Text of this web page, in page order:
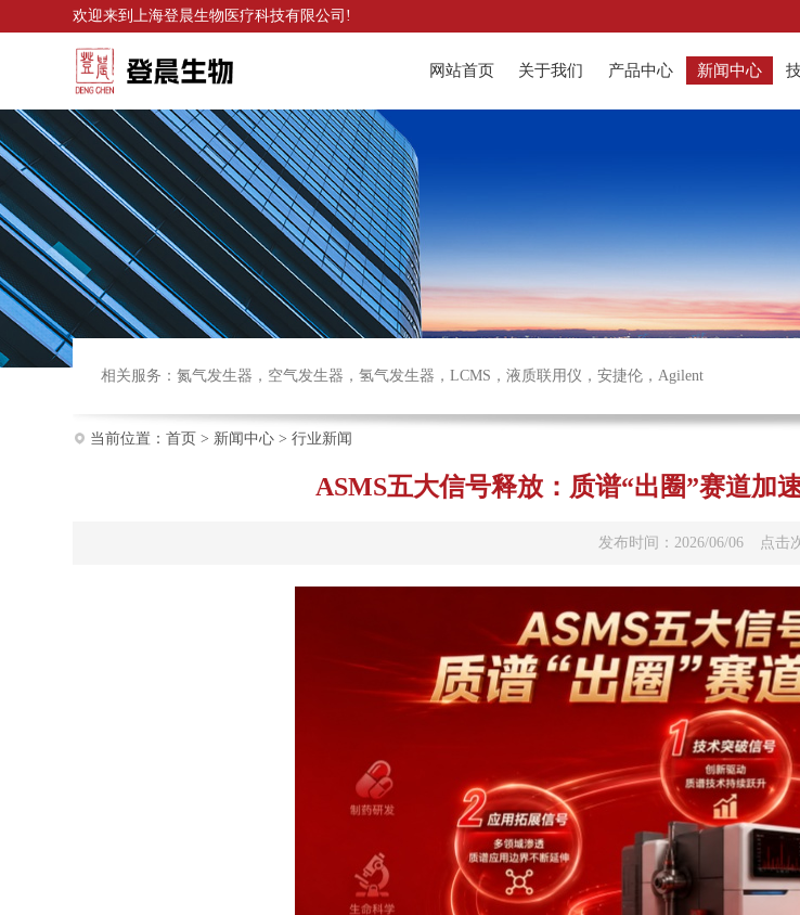
欢迎来到 上海登晨生物医疗科技有限公司 !
网站首页 关于我们 产品中心 新闻中心
相关服务：氮气发生器 ， 空气发生器 ，氢气发生器 ，LCMS ，液质联用仪 ，安捷伦 ，Agilent
当前位置： 首页 > 新闻中心> 行业新闻
ASMS五大信号释放：质谱“出圈”赛道加
发布时间：2026/06/06 点击